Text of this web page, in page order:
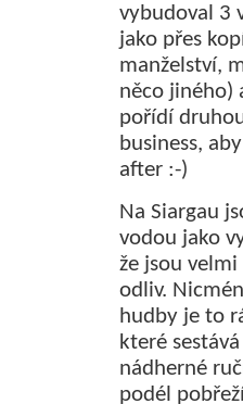
vybudoval 3
jako přes
manželství,
něco jiného)
pořídí
business,
after :-)
Na Siargau
vodou jako
že jsou
odliv.
hudby je to
které
nádherné
podél